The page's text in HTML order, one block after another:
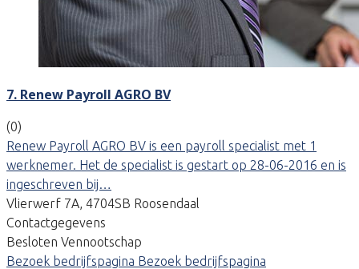
7. Renew Payroll AGRO BV
(0)
Renew Payroll AGRO BV is een payroll specialist met 1
werknemer. Het de specialist is gestart op 28-06-2016 en is
ingeschreven bij…
Vlierwerf 7A, 4704SB Roosendaal
Contactgegevens
Besloten Vennootschap
Bezoek bedrijfspagina Bezoek bedrijfspagina